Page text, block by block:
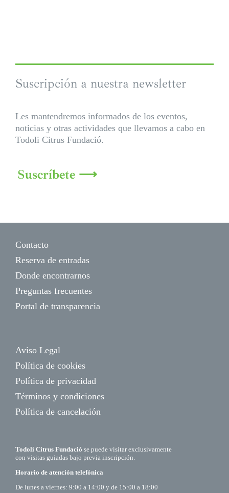
Suscripción a nuestra newsletter
Les mantendremos informados de los eventos,
noticias y otras actividades que llevamos a cabo en
Todoli Citrus Fundació.
Suscríbete ⟶
Contacto
Reserva de entradas
Donde encontrarnos
Preguntas frecuentes
Portal de transparencia
Aviso Legal
Política de cookies
Política de privacidad
Términos y condiciones
Política de cancelación
Todolí Citrus Fundació se puede visitar exclusivamente
con visitas guiadas bajo previa inscripción.
Horario de atención telefónica
De lunes a viernes: 9:00 a 14:00 y de 15:00 a 18:00